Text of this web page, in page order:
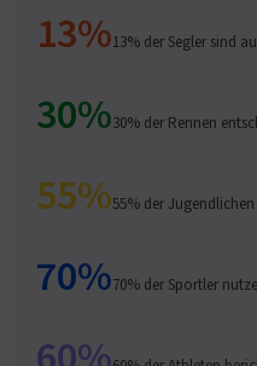
13%13% der Segler sind
30%30% der Rennen
55%55% der
70%70% der Sportler